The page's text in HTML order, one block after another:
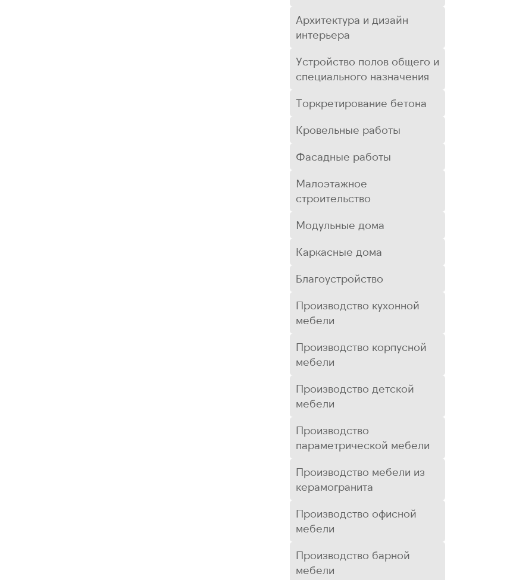
Архитектура и дизайн
интерьера
Устройство полов общего и
специального назначения
Торкретирование бетона
Кровельные работы
Фасадные работы
Малоэтажное
строительство
Модульные дома
Каркасные дома
Благоустройство
Производство кухонной
мебели
Производство корпусной
мебели
Производство детской
мебели
Производство
параметрической мебели
Производство мебели из
керамогранита
Производство офисной
мебели
Производство барной
мебели